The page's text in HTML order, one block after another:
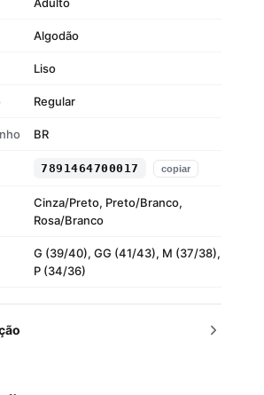
Algodão
Liso
Regular
BR
7891464700017 copiar
Cinza/Preto, Preto/Branco,
Rosa/Branco
G (39/40), GG (41/43), M (37/38),
P (34/36)